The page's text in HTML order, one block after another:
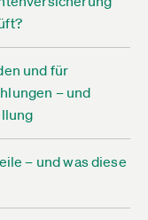
und für
– und
– und was diese